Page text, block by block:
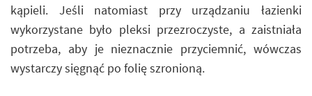
kąpieli. Jeśli natomiast przy urządzaniu łazienki
wykorzystane było pleksi przezroczyste, a zaistniała
potrzeba, aby je nieznacznie przyciemnić, wówczas
wystarczy sięgnąć po folię szronioną.